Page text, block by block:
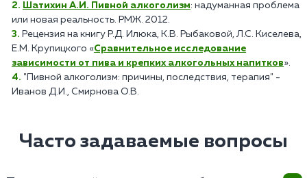
Шатихин А.И. Пивной алкоголизм: надуманная проблема
или новая реальность. РМЖ. 2012.
Рецензия на книгу Р.Д. Илюка, К.В. Рыбаковой, Л.С. Киселева,
Е.М. Крупицкого «Сравнительное исследование
зависимости от пива и крепких алкогольных напитков».
"Пивной алкоголизм: причины, последствия, терапия" -
Иванов Д.И., Смирнова О.В.
Часто задаваемые вопросы